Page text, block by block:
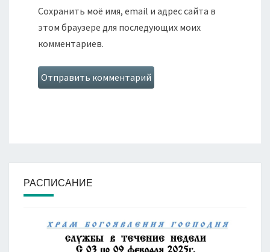
Сохранить моё имя, email и адрес сайта в
этом браузере для последующих моих
комментариев.
РАСПИСАНИЕ